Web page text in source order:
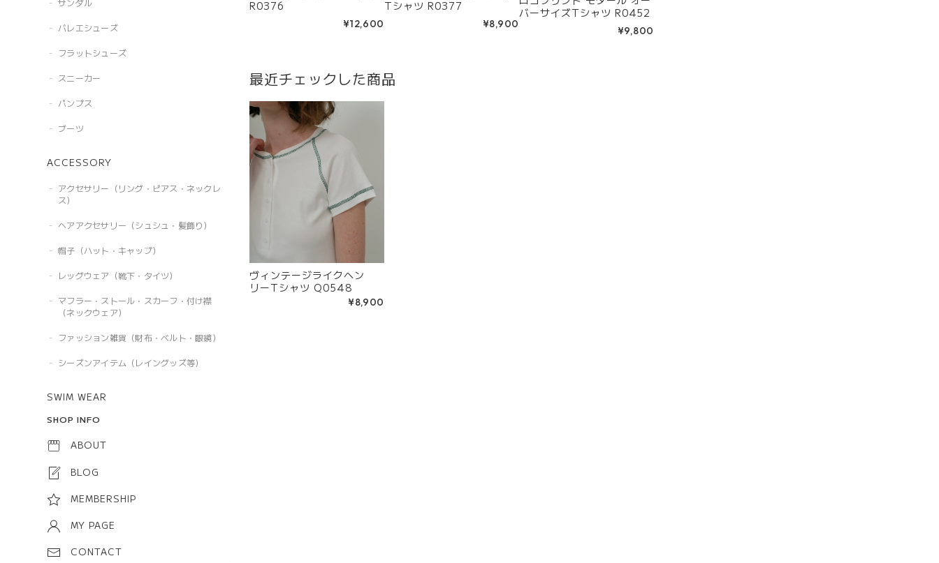
バレエシューズ
フラットシューズ
スニーカー
パンプス
ブーツ
ACCESSORY
アクセサリー（リング・ピアス・ネックレ
ス）
ヘアアクセサリー（シュシュ・髪飾り）
帽子（ハット・キャップ）
レッグウェア（靴下・タイツ）
マフラー・ストール・スカーフ・付け襟
（ネックウェア）
ファッション雑貨（財布・ベルト・眼鏡）
シーズンアイテム（レイングッズ等）
SWIM WEAR
SHOP INFO
ABOUT
BLOG
MEMBERSHIP
MY PAGE
CONTACT
R0376
¥12,600
Tシャツ R0377
¥8,900
バーサイズTシャツ R0452
¥9,800
最近チェックした商品
ヴィンテージライクヘン
リーTシャツ Q0548
¥8,900